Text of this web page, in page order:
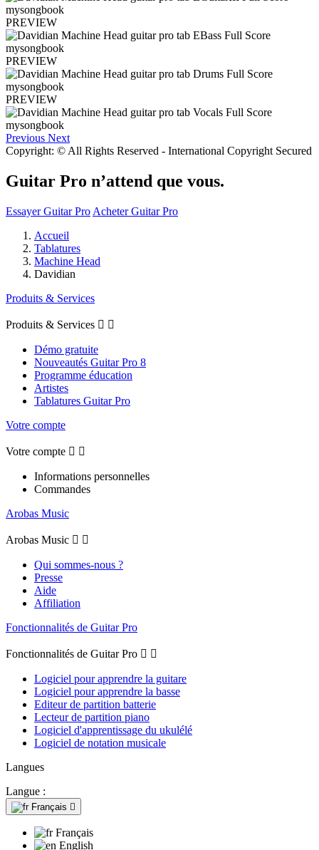
PREVIEW
PREVIEW
PREVIEW
Previous Next
Copyright: © All Rights Reserved - International Copyright Secured
Guitar Pro n’attend que vous.
Essayer Guitar Pro Acheter Guitar Pro
Accueil
Tablatures
Machine Head
Davidian
Produits & Services
Produits & Services  
Démo gratuite
Nouveautés Guitar Pro 8
Programme éducation
Artistes
Tablatures Guitar Pro
Votre compte
Votre compte  
Informations personnelles
Commandes
Arobas Music
Arobas Music  
Qui sommes-nous ?
Presse
Aide
Affiliation
Fonctionnalités de Guitar Pro
Fonctionnalités de Guitar Pro  
Logiciel pour apprendre la guitare
Logiciel pour apprendre la basse
Editeur de partition batterie
Lecteur de partition piano
Logiciel d'apprentissage du ukulélé
Logiciel de notation musicale
Langues
Langue :
Français 
Français
English